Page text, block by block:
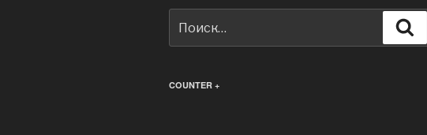
COUNTER +